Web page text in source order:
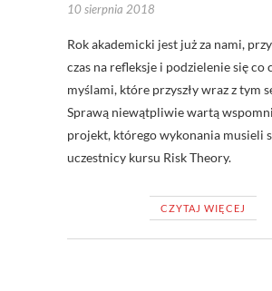
10 sierpnia 2018
Rok akademicki jest już za nami, przyszedł więc
czas na refleksje i podzielenie się co
myślami, które przyszły wraz z tym
Sprawą niewątpliwie wartą
projekt, którego wykonania musieli
uczestnicy kursu Risk Theory.
CZYTAJ WIĘCEJ